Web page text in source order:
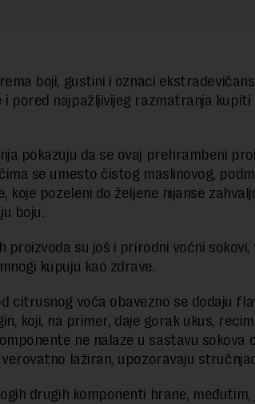
boji, gustini i oznaci
i pored najpažljivijeg razmatranja kupiti
pokazuju da se ovaj prehrambeni
se umesto čistog maslinovog,
koje pozeleni do željene nijanse
boju.
proizvoda su još i prirodni voćni sokovi,
kupuju kao zdrave.
citrusnog voća obavezno se dodaju
koji, na primer, daje gorak ukus,
ne nalaze u sastavu sokova
lažiran, upozoravaju
drugih komponenti hrane, međutim,